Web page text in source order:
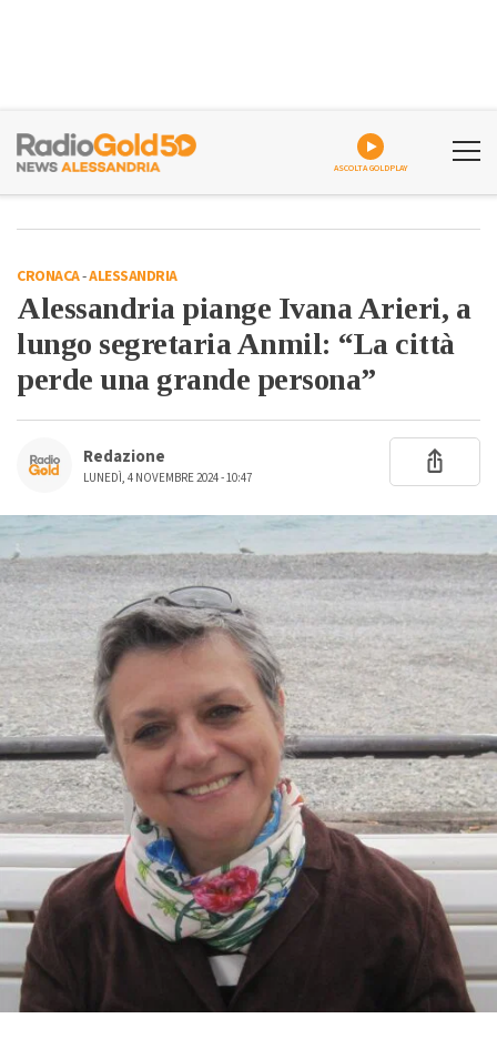
ASCOLTA GOLDPLAY
CRONACA-ALESSANDRIA
Alessandria piange Ivana Arieri, a
lungo segretaria Anmil: “La città
perde una grande persona”
Redazione
LUNEDÌ, 4 NOVEMBRE 2024 - 10:47